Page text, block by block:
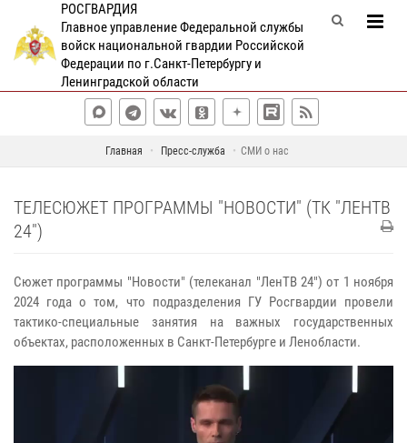
РОСГВАРДИЯ
Главное управление Федеральной службы
войск национальной гвардии Российской
Федерации по г.Санкт-Петербургу и
Ленинградской области
Главная Пресс-служба СМИ о нас
ТЕЛЕСЮЖЕТ ПРОГРАММЫ "НОВОСТИ" (ТК "ЛЕНТВ
24")
Сюжет программы "Новости" (телеканал "ЛенТВ 24") от 1 ноября
2024 года о том, что подразделения ГУ Росгвардии провели
тактико-специальные занятия на важных государственных
объектах, расположенных в Санкт-Петербурге и Ленобласти.